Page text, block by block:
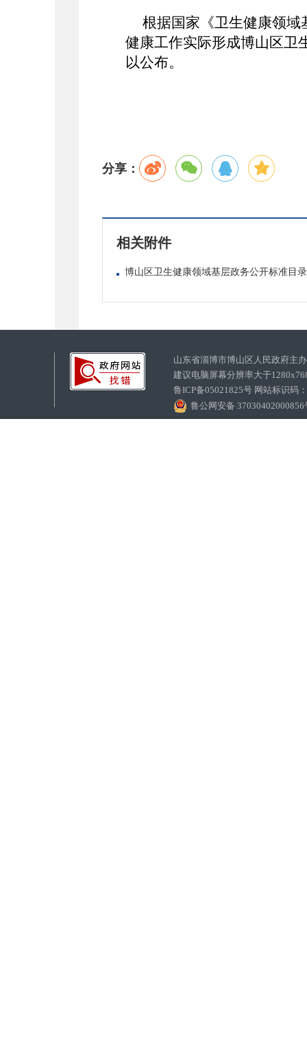
根据国家《卫生健康领
健康工作实际形成博山区卫
以公布。
分享：
相关附件
博山区卫生健康领域基层政务公开标准目
山东省淄博市博山区人民政府
建议电脑屏幕分辨率大于
鲁ICP备05021825号 网站标识码
鲁公网安备 37030402000856